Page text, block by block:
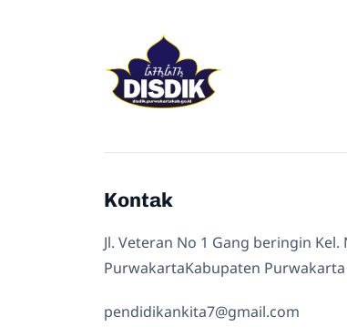
Kontak
Jl. Veteran No 1 Gang beringin Kel.
PurwakartaKabupaten Purwakarta
pendidikankita7@gmail.com